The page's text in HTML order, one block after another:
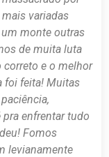
variadas
monte outras
de muita luta
correto e o melhor
foi feita!Muitas
enfrentar tudo
Fomos
levianamente